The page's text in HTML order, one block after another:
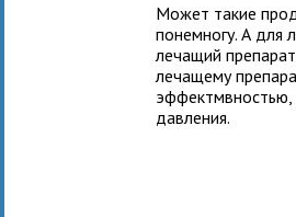
Может такие
понемногу. А для
лечащий
лечащему
эффектмвностью,
давления.